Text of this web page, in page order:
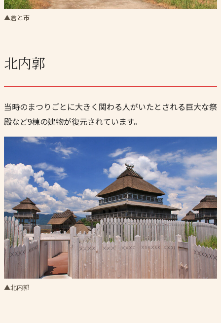
▲倉と市
北内郭
当時のまつりごとに大きく関わる人がいたとされる巨大な祭
殿など9棟の建物が復元されています。
▲北内郭